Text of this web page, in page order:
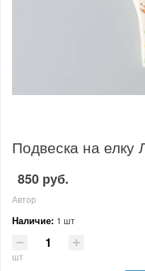
Подвеска на елку
850 руб.
Автор
Наличие: 1 шт
шт